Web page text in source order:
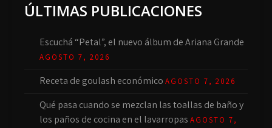
ÚLTIMAS PUBLICACIONES
Escuchá “Petal”, el nuevo álbum de Ariana Grande
AGOSTO 7, 2026
Receta de goulash económico AGOSTO 7, 2026
Qué pasa cuando se mezclan las toallas de baño y
los paños de cocina en el lavarropas AGOSTO 7,